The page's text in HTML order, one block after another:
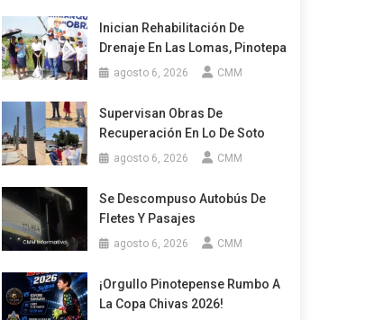
Inician Rehabilitación De
Drenaje En Las Lomas, Pinotepa
agosto 6, 2026 CMM
Supervisan Obras De
Recuperación En Lo De Soto
agosto 6, 2026 CMM
Se Descompuso Autobús De
Fletes Y Pasajes
agosto 6, 2026 CMM
¡Orgullo Pinotepense Rumbo A
La Copa Chivas 2026!